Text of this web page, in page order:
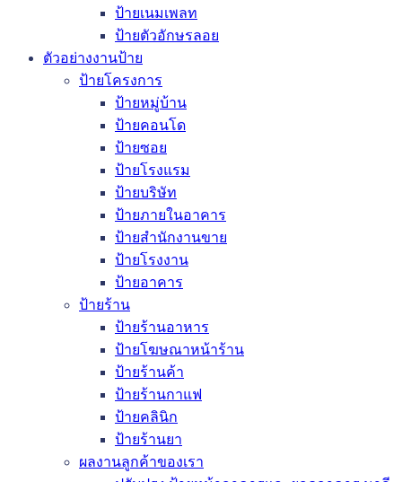
ป้ายเนมเพลท
ป้ายตัวอักษรลอย
ตัวอย่างงานป้าย
ป้ายโครงการ
ป้ายหมู่บ้าน
ป้ายคอนโด
ป้ายซอย
ป้ายโรงแรม
ป้ายบริษัท
ป้ายภายในอาคาร
ป้ายสำนักงานขาย
ป้ายโรงงาน
ป้ายอาคาร
ป้ายร้าน
ป้ายร้านอาหาร
ป้ายโฆษณาหน้าร้าน
ป้ายร้านค้า
ป้ายร้านกาแฟ
ป้ายคลินิก
ป้ายร้านยา
ผลงานลูกค้าของเรา